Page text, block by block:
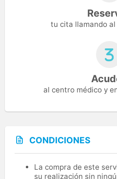
tu cita llamando
al centro médico y
CONDICIONES
La compra de este
su realización sin